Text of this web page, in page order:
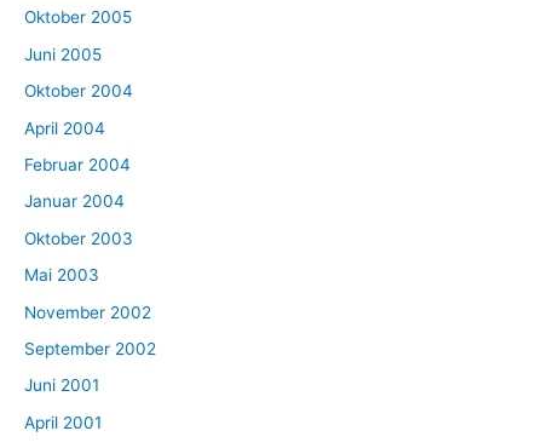
Oktober 2005
Juni 2005
Oktober 2004
April 2004
Februar 2004
Januar 2004
Oktober 2003
Mai 2003
November 2002
September 2002
Juni 2001
April 2001